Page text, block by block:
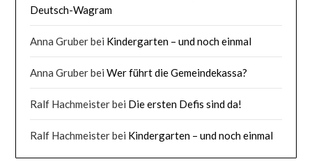
Deutsch-Wagram
Anna Gruberbei Kindergarten – und noch einmal
Anna GruberbeiWer führt die Gemeindekassa?
Ralf Hachmeisterbei Die ersten Defis sind da!
Ralf Hachmeisterbei Kindergarten – und noch einmal